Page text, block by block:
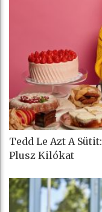
Tedd Le Azt A
Plusz Kilókat